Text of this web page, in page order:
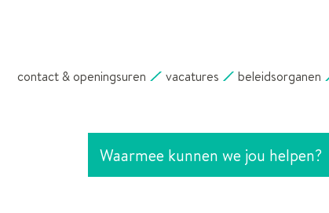
contact & openingsuren
vacatures beleidsorganen
kunnen